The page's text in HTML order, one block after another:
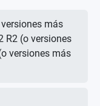
más
R2 (o versiones
versiones más